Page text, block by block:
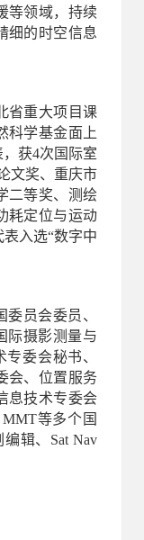
等领域，持续
细的时空信息
省重大项目课
科学基金面上
获4次国际室
文奖、重庆市
等奖、 测绘
耗定位与运动
入选“数字中
员会委员、
际摄影测量与
专委会秘书、
会、位置服务
息技术专委会
等多个国
辑、Sat Nav